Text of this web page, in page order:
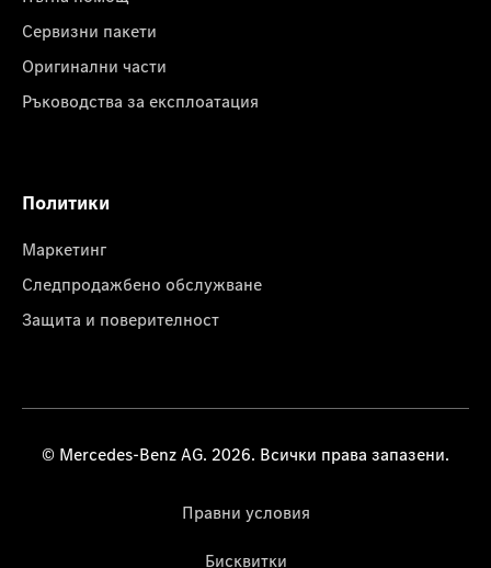
Сервизни пакети
Оригинални части
Ръководства за експлоатация
Политики
Маркетинг
Следпродажбено обслужване
Защита и поверителност
© Mercedes-Benz AG. 2026. Всички права запазени.
Правни условия
Бисквитки